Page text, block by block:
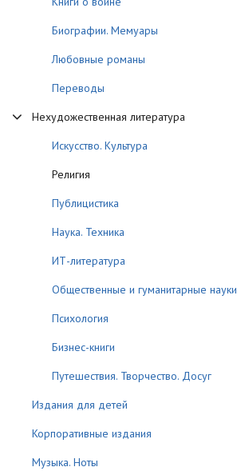
Биографии. Мемуары
Любовные романы
Переводы
Нехудожественная литература
Искусство. Культура
Религия
Публицистика
Наука. Техника
ИТ-литература
Общественные и гуманитарные науки
Психология
Бизнес-книги
Путешествия. Творчество. Досуг
Издания для детей
Корпоративные издания
Музыка. Ноты